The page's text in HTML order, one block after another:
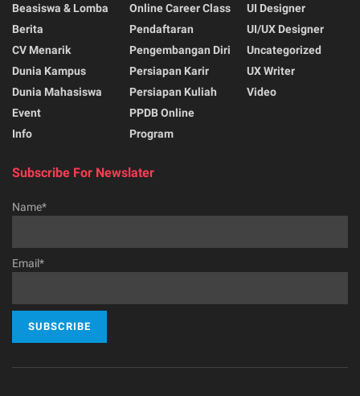
Beasiswa & Lomba
Berita
CV Menarik
Dunia Kampus
Dunia Mahasiswa
Event
Info
Online Career Class
Pendaftaran
Pengembangan Diri
Persiapan Karir
Persiapan Kuliah
PPDB Online
Program
UI Designer
UI/UX Designer
Uncategorized
UX Writer
Video
Subscribe For Newslater
Name*
Email*